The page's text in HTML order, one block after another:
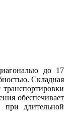
до 17
Складная
обеспечивает
при длительной